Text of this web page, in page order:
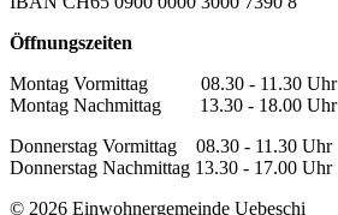
Öffnungszeiten
Montag Vormittag 08.30 - 11.30 Uhr
Montag Nachmittag 13.30 - 18.00 Uhr
Donnerstag Vormittag 08.30 - 11.30 Uhr
Donnerstag Nachmittag 13.30 - 17.00 Uhr
© 2026 Einwohnergemeinde Uebeschi